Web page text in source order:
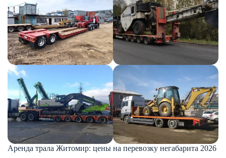
Аренда трала Житомир: цены на перевозку негабарита 2026